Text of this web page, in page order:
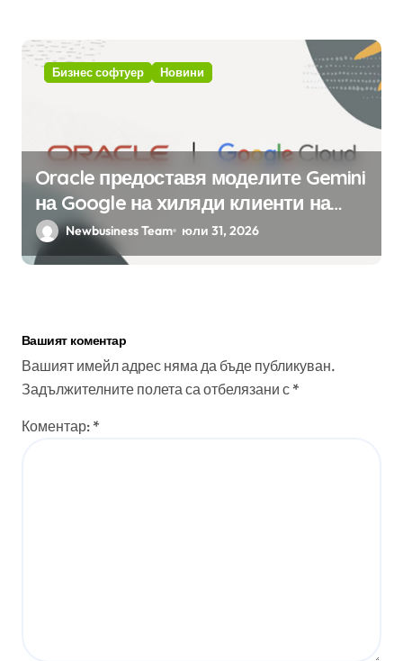
Бизнес софтуер Новини
Oracle предоставя моделите Gemini
на Google на хиляди клиенти на
бизнес приложения
Newbusiness Team юли 31, 2026
Вашият коментар
Вашият имейл адрес няма да бъде публикуван.
Задължителните полета са отбелязани с *
Коментар: *